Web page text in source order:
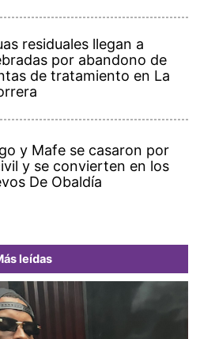
residuales llegan a
por abandono de
de tratamiento en La
y Mafe se casaron por
y se convierten en los
De Obaldía
leídas